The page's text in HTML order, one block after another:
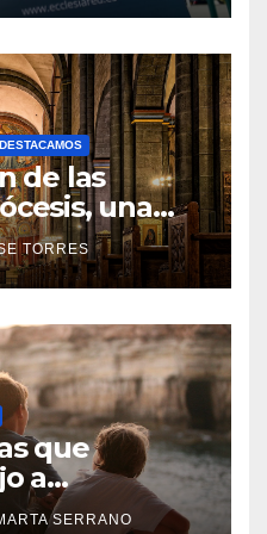
N
O
H
A
Y
C
O
M
N
T
A
R
I
O
DESTACAMOS
de las
una
el futuro de
TORRES
N
O
H
A
Y
que
a
SERRANO